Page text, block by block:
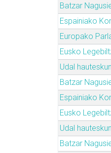
Batzar
Espainiako
Europako
Eusko
Udal
Batzar
Espainiako
Eusko
Udal
Batzar